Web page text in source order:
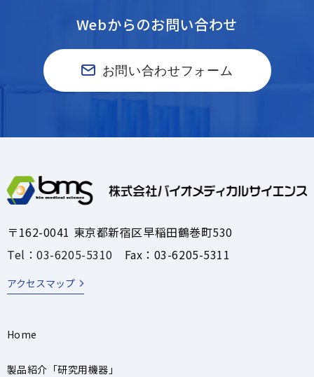
Webからのお問い合わせ
お問い合わせフォーム
〒162-0041 東京都新宿区早稲田鶴巻町530
Tel：03-6205-5310 Fax：03-6205-5311
アクセスマップ
Home
製品紹介「研究用機器」